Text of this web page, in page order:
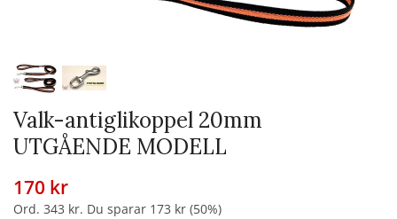
Valk-antiglikoppel 20mm
UTGÅENDE MODELL
170 kr
Ord. 343 kr. Du sparar 173 kr (50%)